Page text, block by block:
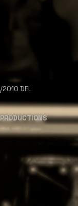
DEL